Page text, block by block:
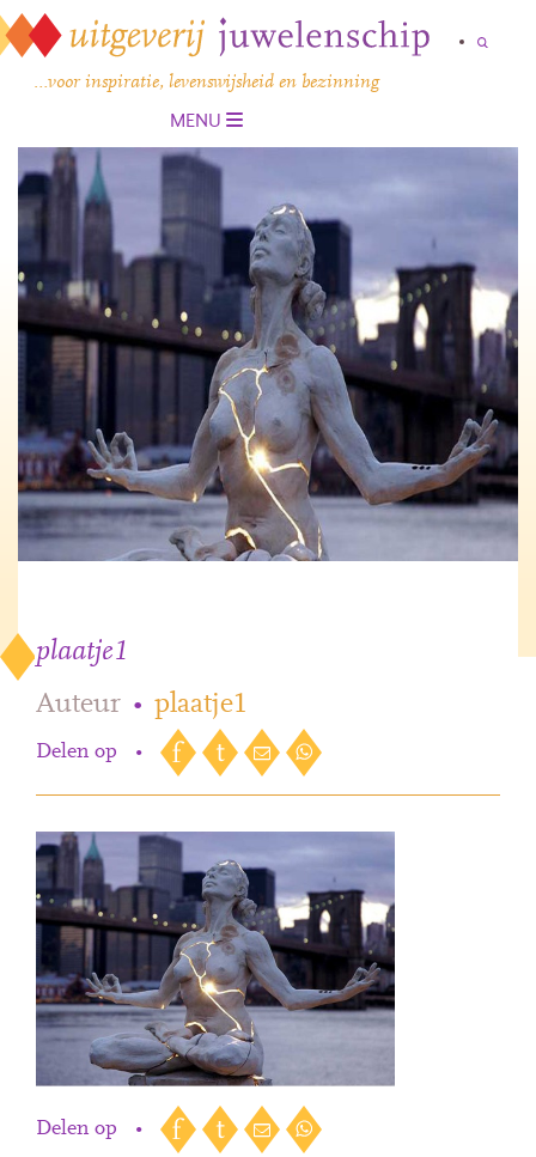
…voor inspiratie, levenswijsheid en bezinning
MENU
plaatje1
Auteur • plaatje1
Delen op •
Delen op •